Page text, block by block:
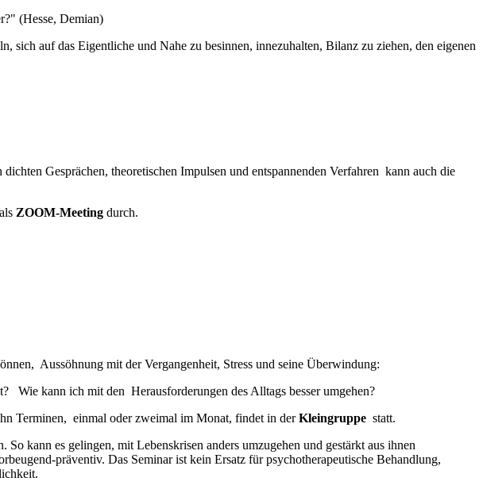
(Hesse, Demian)
auf das Eigentliche und Nahe zu besinnen, innezuhalten, Bilanz zu ziehen, den eigenen
Gesprächen, theoretischen Impulsen und entspannenden Verfahren kann auch die
ZOOM-Meeting durch.
Aussöhnung mit der Vergangenheit, Stress und seine Überwindung:
Wie kann ich mit den Herausforderungen des Alltags besser umgehen?
Terminen, einmal oder zweimal im Monat, findet in derKleingruppe statt.
kann es gelingen, mit Lebenskrisen anders umzugehen und gestärkt aus ihnen
präventiv. Das Seminar ist kein Ersatz für psychotherapeutische Behandlung,